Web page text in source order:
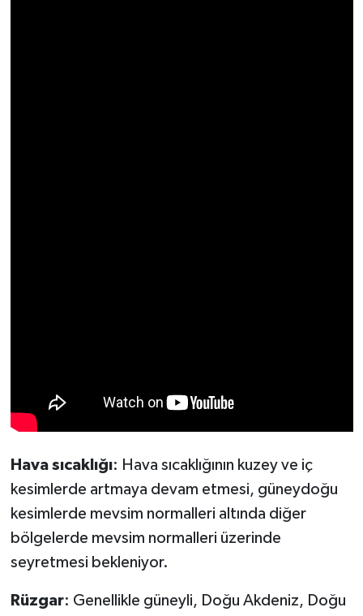
Hava sıcaklığı: Hava sıcaklığının kuzey ve iç
kesimlerde artmaya devam etmesi, güneydoğu
kesimlerde mevsim normalleri altında diğer
bölgelerde mevsim normalleri üzerinde
seyretmesi bekleniyor.
Rüzgar: Genellikle güneyli, Doğu Akdeniz, Doğu